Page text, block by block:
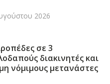
2026
σε 3
διακινητές και
νόμιμους μετανάστες